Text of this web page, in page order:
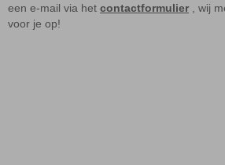
een e-mail via het contactformulier , wij
voor je op!